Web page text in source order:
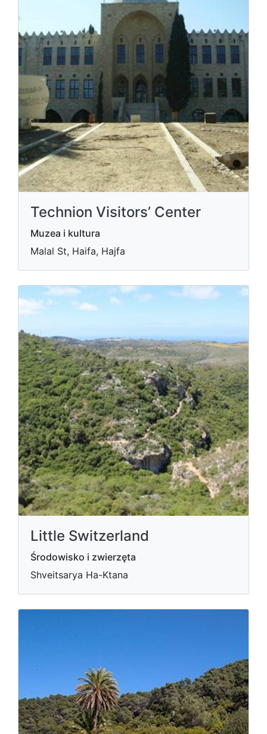
Technion Visitors’ Center
Muzea i kultura
Malal St, Haifa, Hajfa
Little Switzerland
Środowisko i zwierzęta
Shveitsarya Ha-Ktana